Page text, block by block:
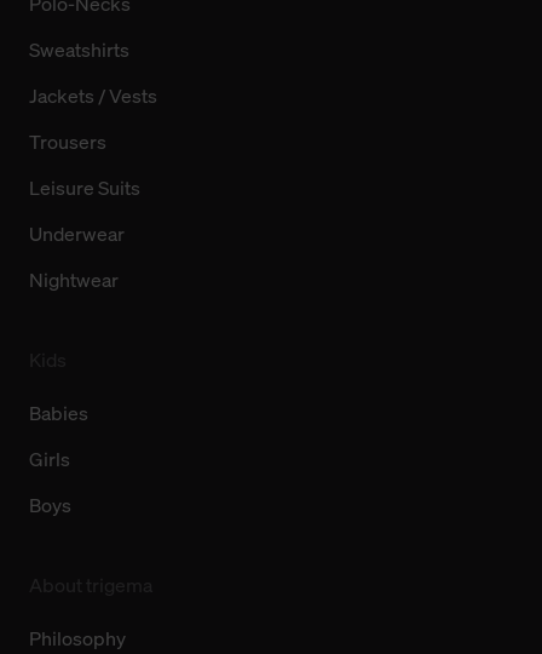
Sweatshirts
Jackets / Vests
Trousers
Leisure Suits
Underwear
Nightwear
Babies
Girls
Boys
Philosophy